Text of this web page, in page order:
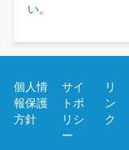
い。
ッ
タ
ー
個人情
報保護
方針
サイ
トポ
リシ
ー
リ
ン
ク